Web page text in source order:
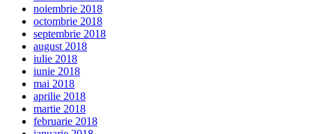
noiembrie 2018
octombrie 2018
septembrie 2018
august 2018
iulie 2018
iunie 2018
mai 2018
aprilie 2018
martie 2018
februarie 2018